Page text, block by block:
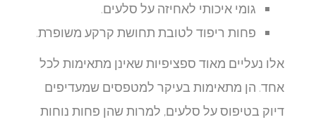
גומי איכותי לאחיזה על סלעים.
פחות ריפוד לטובת תחושת קרקע משופרת.
אלו נעליים מאוד ספציפיות שאינן מתאימות לכל
אחד. הן מתאימות בעיקר למטפסים שמעדיפים
דיוק בטיפוס על סלעים, למרות שהן פחות נוחות